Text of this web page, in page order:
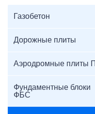
Газобетон
Дорожные плиты
Аэродромные плиты
Фундаментные блоки
ФБС